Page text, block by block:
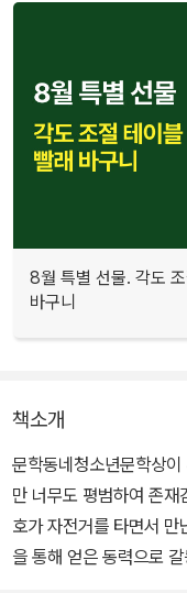
8월 특별 선물. 각도
바구니
책소개
문학동네청소년문학상
만 너무도 평범하여 존
호가 자전거를 타면서
을 통해 얻은 동력으로